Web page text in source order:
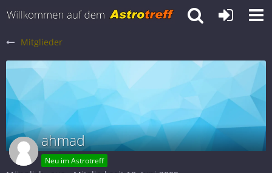
Mitglieder
ahmad
Neu im Astrotreff